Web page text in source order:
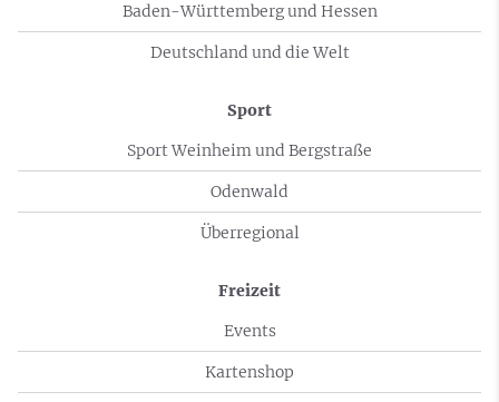
Baden-Württemberg und Hessen
Deutschland und die Welt
Sport
Sport Weinheim und Bergstraße
Odenwald
Überregional
Freizeit
Events
Kartenshop